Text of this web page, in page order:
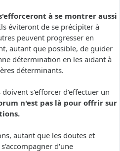
à se montrer aussi
éviteront de se précipiter à
peuvent progresser en
autant que possible, de guider
détermination en les aidant à
déterminants.
s'efforcer d'effectuer un
n'est pas là pour offrir sur
autant que les doutes et
d'une